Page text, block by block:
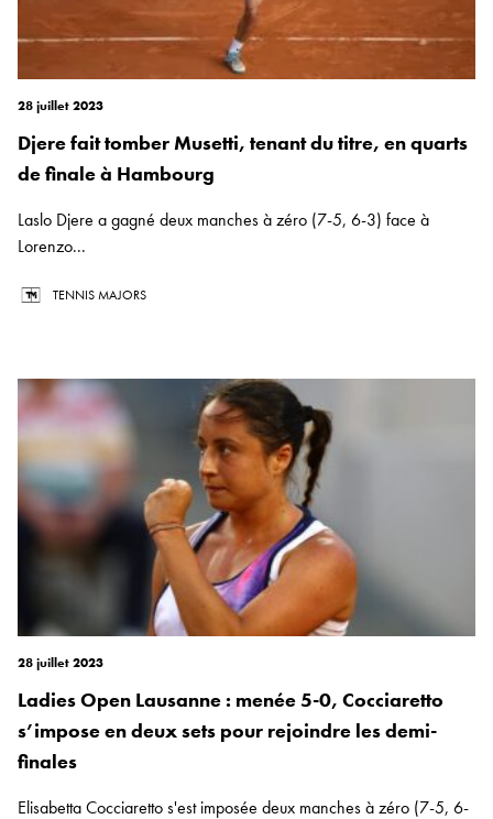
28 juillet 2023
Djere fait tomber Musetti, tenant du titre, en quarts
de finale à Hambourg
Laslo Djere a gagné deux manches à zéro (7-5, 6-3) face à
Lorenzo...
TENNIS MAJORS
28 juillet 2023
Ladies Open Lausanne : menée 5-0, Cocciaretto
s’impose en deux sets pour rejoindre les demi-
finales
Elisabetta Cocciaretto s'est imposée deux manches à zéro (7-5, 6-